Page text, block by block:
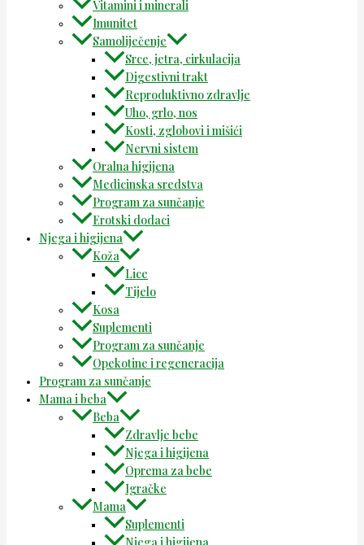
Vitamini i minerali
Imunitet
Samoliječenje
Srce, jetra, cirkulacija
Digestivni trakt
Reproduktivno zdravlje
Uho, grlo, nos
Kosti, zglobovi i mišići
Nervni sistem
Oralna higijena
Medicinska sredstva
Program za sunčanje
Erotski dodaci
Njega i higijena
Koža
Lice
Tijelo
Kosa
Suplementi
Program za sunčanje
Opekotine i regeneracija
Program za sunčanje
Mama i beba
Beba
Zdravlje bebe
Njega i higijena
Oprema za bebe
Igračke
Mama
Suplementi